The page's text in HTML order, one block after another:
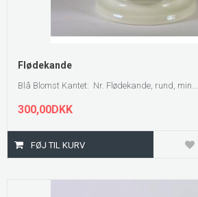
Flødekande
Blå Blomst Kantet: Nr. Flødekande, rund, min...
300,00DKK